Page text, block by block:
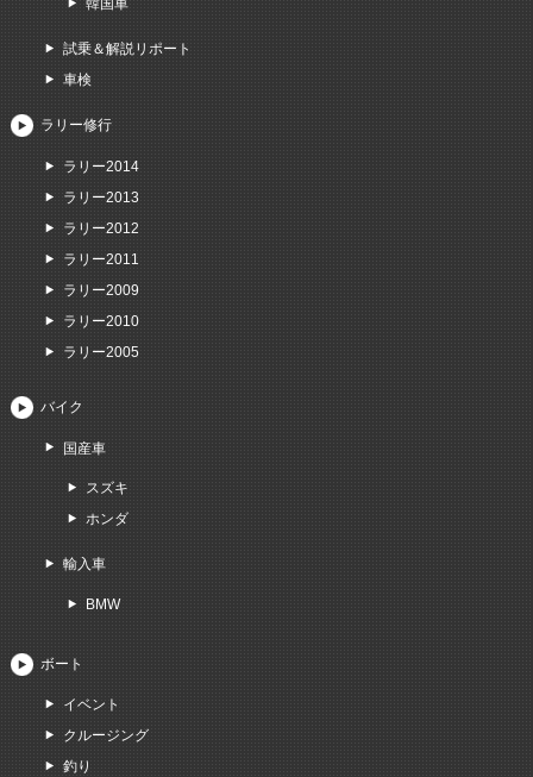
韓国車
試乗＆解説リポート
車検
ラリー修行
ラリー2014
ラリー2013
ラリー2012
ラリー2011
ラリー2009
ラリー2010
ラリー2005
バイク
国産車
スズキ
ホンダ
輸入車
BMW
ボート
イベント
クルージング
釣り